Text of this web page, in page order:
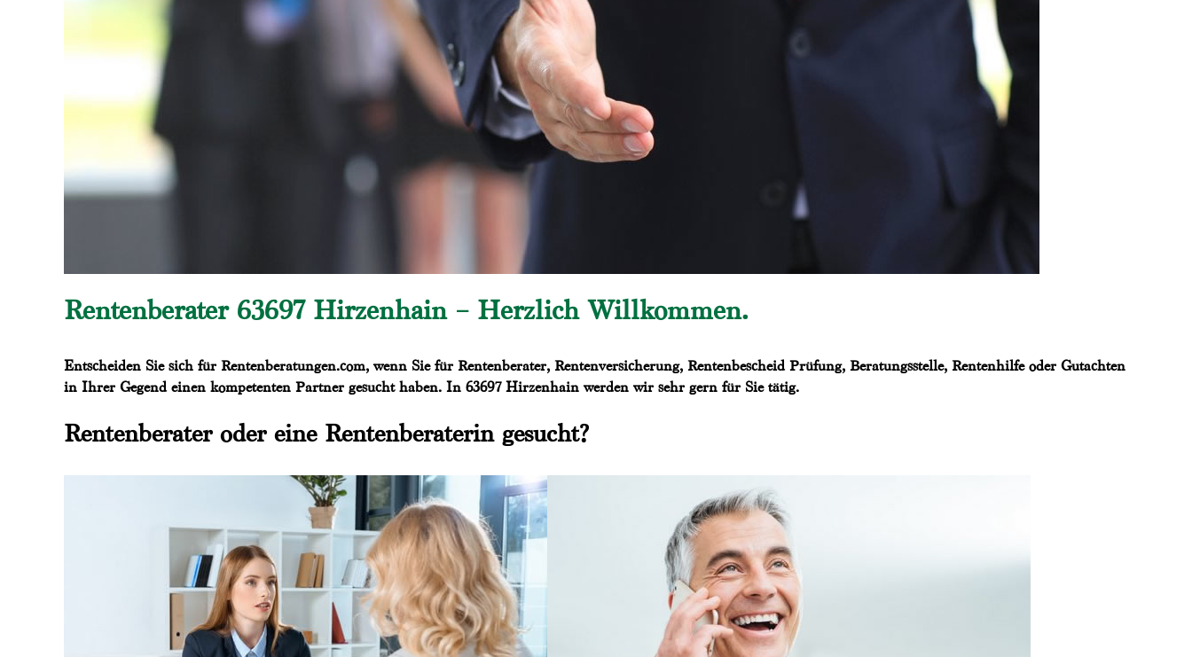
Rentenberater 63697 Hirzenhain – Herzlich Willkommen.
Entscheiden Sie sich für Rentenberatungen.com, wenn Sie für Rentenberater, Rentenversicherung, Rentenbescheid Prüfung, Beratungsstelle, Rentenhilfe oder Gutachten
in Ihrer Gegend einen kompetenten Partner gesucht haben. In 63697 Hirzenhain werden wir sehr gern für Sie tätig.
Rentenberater oder eine Rentenberaterin gesucht?